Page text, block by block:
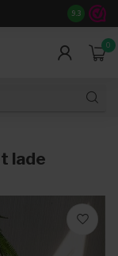
14 dagen
9.3
0
lade